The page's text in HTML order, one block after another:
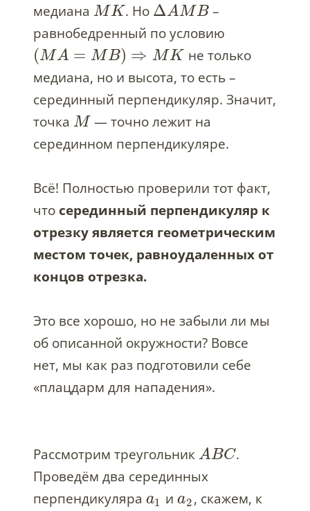
медиана MK. Но ΔAMB –
равнобедренный по условию
(MA = MB) ⇒ MK не только
медиана, но и высота, то есть –
серединный перпендикуляр. Значит,
точка M — точно лежит на
серединном перпендикуляре.
Всё! Полностью проверили тот факт,
что серединный перпендикуляр к
отрезку является геометрическим
местом точек, равноудаленных от
концов отрезка.
Это все хорошо, но не забыли ли мы
об описанной окружности? Вовсе
нет, мы как раз подготовили себе
«плацдарм для нападения».
Рассмотрим треугольник ABC.
Проведём два серединных
перпендикуляра a1 иa2 , скажем, к